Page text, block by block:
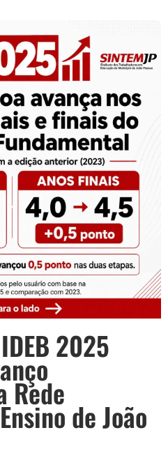
2025
Rede
de João